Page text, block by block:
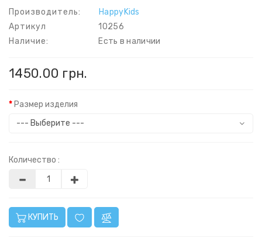
Производитель:
HappyKids
Артикул
10256
Наличие:
Есть в наличии
1450.00 грн.
Размер изделия
Количество :
КУПИТЬ